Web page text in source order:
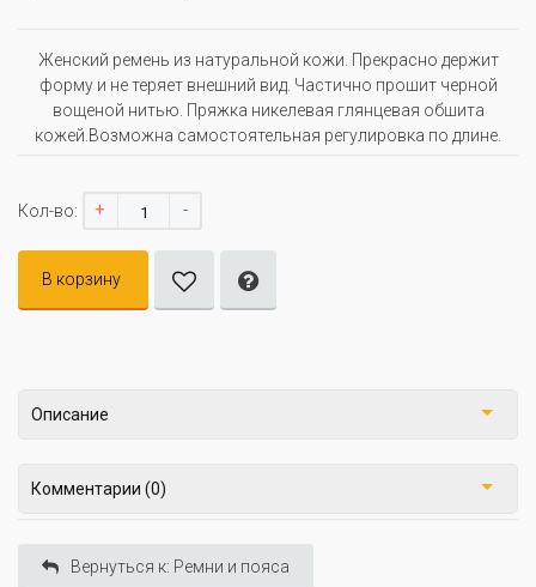
Женский ремень из натуральной кожи. Прекрасно держит
форму и не теряет внешний вид. Частично прошит черной
вощеной нитью. Пряжка никелевая глянцевая обшита
кожей.Возможна самостоятельная регулировка по длине.
Кол-во: + -
В корзину
Описание
Комментарии (0)
Вернуться к: Ремни и пояса